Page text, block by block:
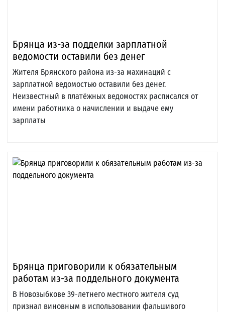
Брянца из-за подделки зарплатной
ведомости оставили без денег
Жителя Брянского района из-за махинаций с
зарплатной ведомостью оставили без денег.
Неизвестный в платёжных ведомостях расписался от
имени работника о начислении и выдаче ему
зарплаты
Брянца приговорили к обязательным
работам из-за поддельного документа
В Новозыбкове 39-летнего местного жителя суд
признал виновным в использовании фальшивого